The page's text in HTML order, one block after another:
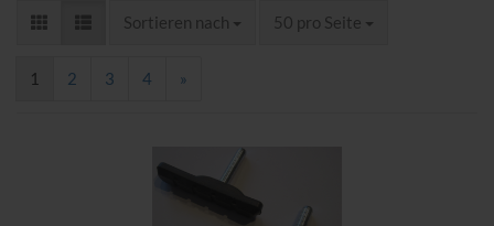
Sortieren nach
Sortieren nach 50 pro Seite
pro Seite
1 2 3 4 »